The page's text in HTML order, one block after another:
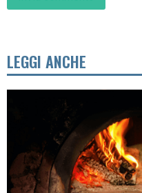
LEGGI ANCHE